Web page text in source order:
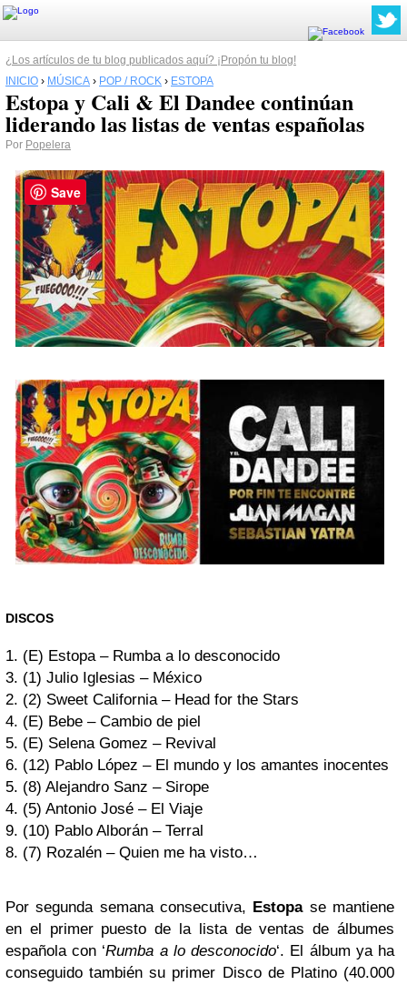
¿Los artículos de tu blog publicados aquí? ¡Propón tu blog!
INICIO › MÚSICA › POP / ROCK › ESTOPA
Estopa y Cali & El Dandee continúan
liderando las listas de ventas españolas
Por Popelera
DISCOS
1. (E) Estopa – Rumba a lo desconocido
3. (1) Julio Iglesias – México
2. (2) Sweet California – Head for the Stars
4. (E) Bebe – Cambio de piel
5. (E) Selena Gomez – Revival
6. (12) Pablo López – El mundo y los amantes inocentes
5. (8) Alejandro Sanz – Sirope
4. (5) Antonio José – El Viaje
9. (10) Pablo Alborán – Terral
8. (7) Rozalén – Quien me ha visto…
Por segunda semana consecutiva, Estopase mantiene
en el primer puesto de la lista de ventas de álbumes
española con ‘Rumba a lo desconocido‘. El álbum ya ha
conseguido también su primer Disco de Platino (40.000
Save